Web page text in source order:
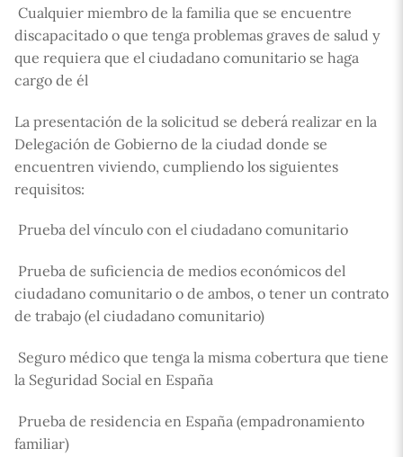
 Cualquier miembro de la familia que se encuentre
discapacitado o que tenga problemas graves de salud y
que requiera que el ciudadano comunitario se haga
cargo de él
La presentación de la solicitud se deberá realizar en la
Delegación de Gobierno de la ciudad donde se
encuentren viviendo, cumpliendo los siguientes
requisitos:
 Prueba del vínculo con el ciudadano comunitario
 Prueba de suficiencia de medios económicos del
ciudadano comunitario o de ambos, o tener un contrato
de trabajo (el ciudadano comunitario)
 Seguro médico que tenga la misma cobertura que tiene
la Seguridad Social en España
 Prueba de residencia en España (empadronamiento
familiar)